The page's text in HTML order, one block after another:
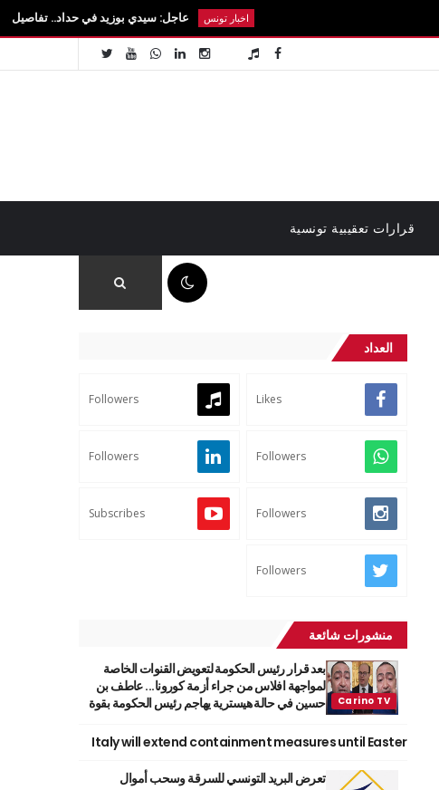
عاجل: سيدي بوزيد في حداد.. تفاصيل رحيل الطالبة
قرارات تعقيبية تونسية
العداد
Likes
Followers
Followers
Followers
Followers
Subscribes
Followers
منشورات شائعة
بعد قرار رئيس الحكومة لتعويض القنوات الخاصة
لمواجهة افلاس من جراء أزمة كورونا... عاطف بن
حسين في حالة هيسترية يهاجم رئيس الحكومة بقوة
Italy will extend containment measures until Easter
تعرض البريد التونسي للسرقة وسحب أموال